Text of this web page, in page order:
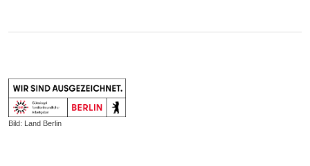
Bild: Land Berlin